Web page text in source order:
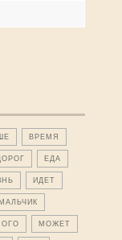
ВРЕМЯ
ЕДА
ИДЕТ
МАЛЬЧИК
МОЖЕТ